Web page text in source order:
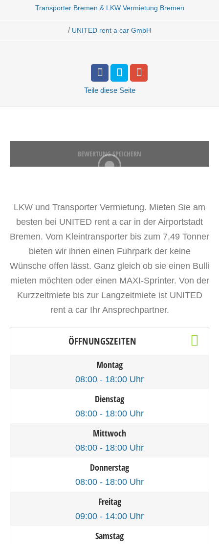
Transporter Bremen & LKW Vermietung Bremen
/ UNITED rent a car GmbH
Teile diese Seite
BEWERTUNG SPEICHERN
LKW und Transporter Vermietung. Mieten Sie am
besten bei UNITED rent a car in der Airportstadt
Bremen. Vom Kleintransporter bis zum 7,49 Tonner
bieten wir ihnen einen Fuhrpark der keine
Wünsche offen lässt. Ganz gleich ob sie einen Bulli
mieten möchten oder einen MAXI-Sprinter. Von der
Kurzzeitmiete bis zur Langzeitmiete ist UNITED
rent a car Ihr Ansprechpartner.
ÖFFNUNGSZEITEN
Montag
08:00 - 18:00 Uhr
Dienstag
08:00 - 18:00 Uhr
Mittwoch
08:00 - 18:00 Uhr
Donnerstag
08:00 - 18:00 Uhr
Freitag
09:00 - 14:00 Uhr
Samstag